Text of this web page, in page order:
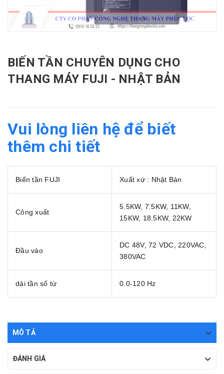
BIẾN TẦN CHUYÊN DỤNG CHO
THANG MÁY FUJI - NHẬT BẢN
Vui lòng liên hệ để biết
thêm chi tiết
Biến tần FUJI Xuất xứ : Nhật Bản
Công xuất
5.5KW, 7.5KW, 11KW,
15KW, 18.5KW, 22KW
Đầu vào
DC 48V, 72 VDC, 220VAC,
380VAC
dải tần số từ 0.0-120 Hz
MÔ TẢ
ĐÁNH GIÁ